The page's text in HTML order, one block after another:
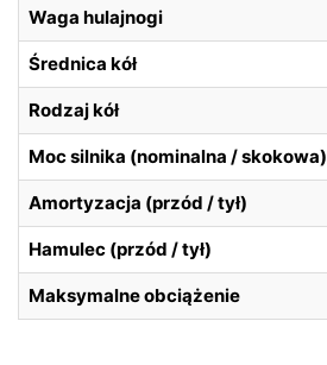
Waga hulajnogi
Średnica kół
Rodzaj kół
Moc silnika (nominalna / skokowa)
Amortyzacja (przód / tył)
Hamulec (przód / tył)
Maksymalne obciążenie